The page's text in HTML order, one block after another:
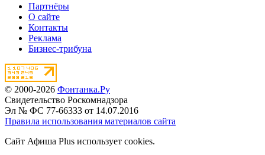
Партнёры
О сайте
Контакты
Реклама
Бизнес-трибуна
© 2000-2026 Фонтанка.Ру
Свидетельство Роскомнадзора
Эл № ФС 77-66333 от 14.07.2016
Правила использования материалов сайта
Сайт Афиша Plus использует cookies.